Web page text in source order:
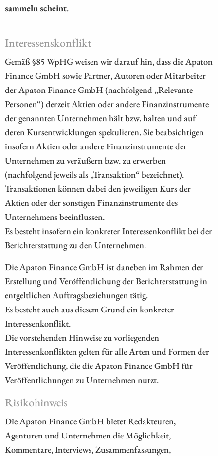
sammeln scheint.
Interessenskonflikt
Gemäß §85 WpHG weisen wir darauf hin, dass die Apaton
Finance GmbH sowie Partner, Autoren oder Mitarbeiter
der Apaton Finance GmbH (nachfolgend „Relevante
Personen“) derzeit Aktien oder andere Finanzinstrumente
der genannten Unternehmen hält bzw. halten und auf
deren Kursentwicklungen spekulieren. Sie beabsichtigen
insofern Aktien oder andere Finanzinstrumente der
Unternehmen zu veräußern bzw. zu erwerben
(nachfolgend jeweils als „Transaktion“ bezeichnet).
Transaktionen können dabei den jeweiligen Kurs der
Aktien oder der sonstigen Finanzinstrumente des
Unternehmens beeinflussen.
Es besteht insofern ein konkreter Interessenkonflikt bei der
Berichterstattung zu den Unternehmen.
Die Apaton Finance GmbH ist daneben im Rahmen der
Erstellung und Veröffentlichung der Berichterstattung in
entgeltlichen Auftragsbeziehungen tätig.
Es besteht auch aus diesem Grund ein konkreter
Interessenkonflikt.
Die vorstehenden Hinweise zu vorliegenden
Interessenkonflikten gelten für alle Arten und Formen der
Veröffentlichung, die die Apaton Finance GmbH für
Veröffentlichungen zu Unternehmen nutzt.
Risikohinweis
Die Apaton Finance GmbH bietet Redakteuren,
Agenturen und Unternehmen die Möglichkeit,
Kommentare, Interviews, Zusammenfassungen,